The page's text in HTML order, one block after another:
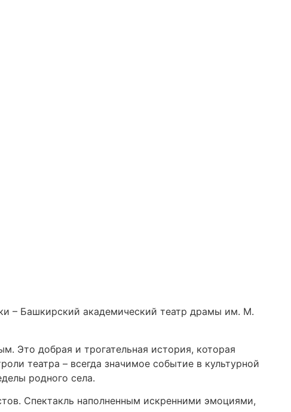
– Башкирский академический театр драмы им. М.
Это добрая и трогательная история, которая
театра – всегда значимое событие в культурной
родного села.
Спектакль наполненным искренними эмоциями,